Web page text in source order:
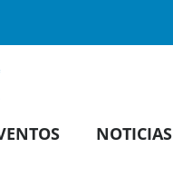
NOTICIAS